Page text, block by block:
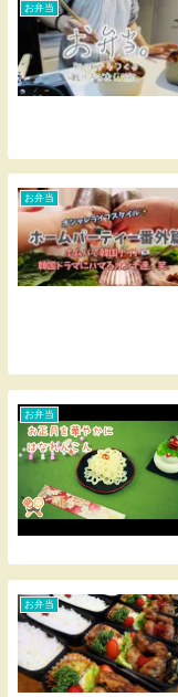
お弁当
お弁当
お弁当
お弁当